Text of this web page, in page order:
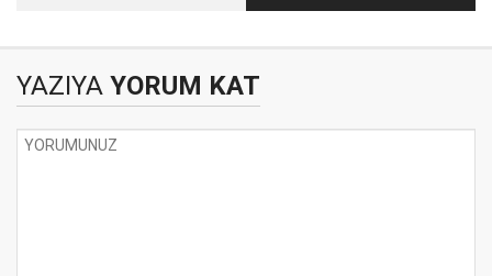
ÖLÜMÜNE YÜRÜDÜM
YAZIYA YORUM KAT